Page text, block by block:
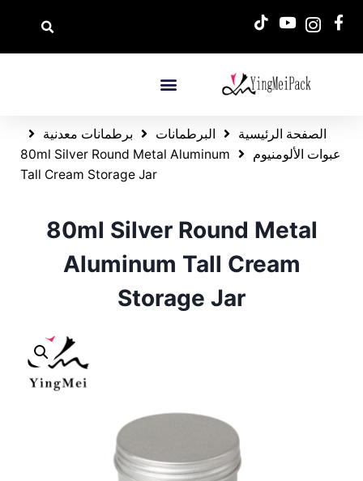
الصفحة الرئيسية البرطمانات
برطمانات معدنية
عبوات الألومنيوم
80ml Silver Round Metal Aluminum
Tall Cream Storage Jar
80ml Silver Round Metal
Aluminum Tall Cream
Storage Jar